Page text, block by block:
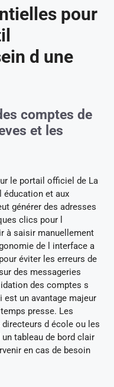
pour
d une
comptes de
et les
le portail officiel de La
éducation et aux
générer des adresses
clics pour l
à saisir manuellement
de l interface a
éviter les erreurs de
des messageries
des comptes s
est un avantage majeur
presse. Les
d école ou les
tableau de bord clair
en cas de besoin